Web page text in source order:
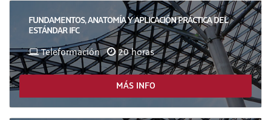
FUNDAMENTOS, ANATOMÍA Y APLICACIÓN PRÁCTICA DEL
ESTÁNDAR IFC
Teleformación 20 horas
MÁS INFO